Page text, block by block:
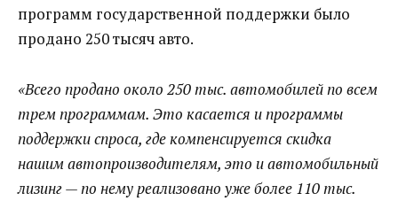
программ государственной поддержки было
продано 250 тысяч авто.
«Всего продано около 250 тыс. автомобилей по всем
трем программам. Это касается и программы
поддержки спроса, где компенсируется скидка
нашим автопроизводителям, это и автомобильный
лизинг — по нему реализовано уже более 110 тыс.